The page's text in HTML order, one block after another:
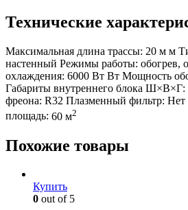
Технические
Максимальная длина трассы: 20 м м
настенный Режимы работы: обогрев,
охлаждения: 6000 Вт Вт Мощность
Габариты внутреннего блока Ш×В×Г:
фреона: R32 Плазменный фильтр: Нет
площадь: 60 м2
Похожие товары
Купить
0 out of 5